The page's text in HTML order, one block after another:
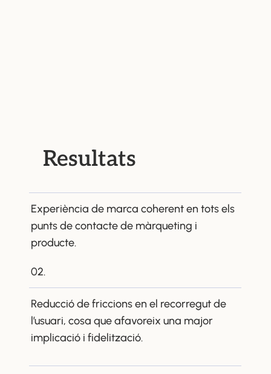
Resultats
Experiència de marca coherent en tots els
punts de contacte de màrqueting i
producte.
02.
Reducció de friccions en el recorregut de
l’usuari, cosa que afavoreix una major
implicació i fidelització.